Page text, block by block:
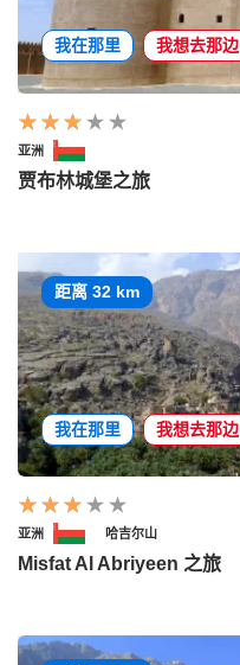
我在那里 我想去那边
亚洲
贾布林城堡之旅
距离 32 km
我在那里 我想去那边
亚洲 哈吉尔山
Misfat Al Abriyeen 之旅